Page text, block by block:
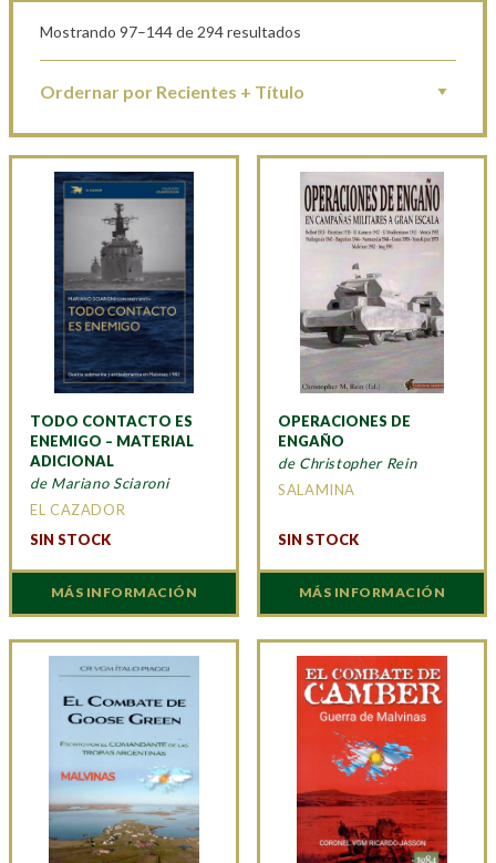
Mostrando 97–144 de 294 resultados
TODO CONTACTO ES
ENEMIGO – MATERIAL
ADICIONAL
de Mariano Sciaroni
EL CAZADOR
SIN STOCK
MÁS INFORMACIÓN
OPERACIONES DE
ENGAÑO
de Christopher Rein
SALAMINA
SIN STOCK
MÁS INFORMACIÓN